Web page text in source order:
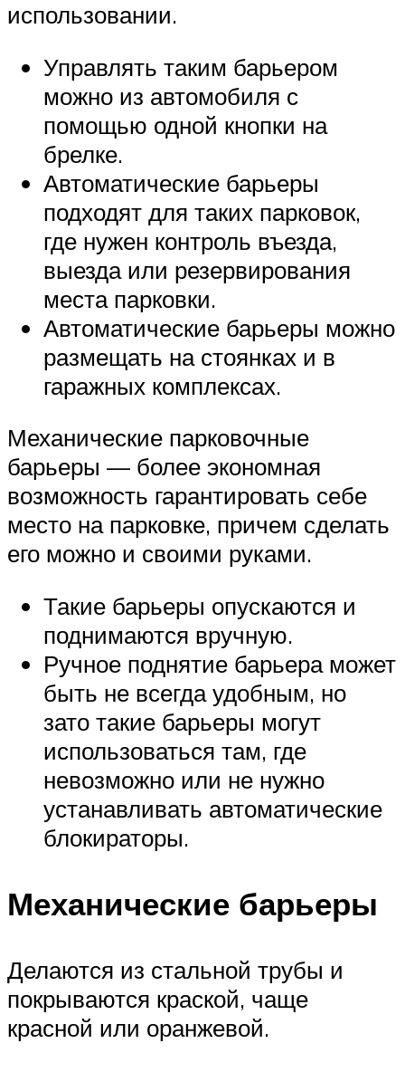
использовании.
Управлять таким барьером
можно из автомобиля с
помощью одной кнопки на
брелке.
Автоматические барьеры
подходят для таких парковок,
где нужен контроль въезда,
выезда или резервирования
места парковки.
Автоматические барьеры можно
размещать на стоянках и в
гаражных комплексах.
Механические парковочные
барьеры — более экономная
возможность гарантировать себе
место на парковке, причем сделать
его можно и своими руками.
Такие барьеры опускаются и
поднимаются вручную.
Ручное поднятие барьера может
быть не всегда удобным, но
зато такие барьеры могут
использоваться там, где
невозможно или не нужно
устанавливать автоматические
блокираторы.
Механические барьеры
Делаются из стальной трубы и
покрываются краской, чаще
красной или оранжевой.